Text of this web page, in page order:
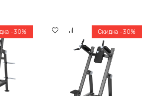
-30% Скидка -30%